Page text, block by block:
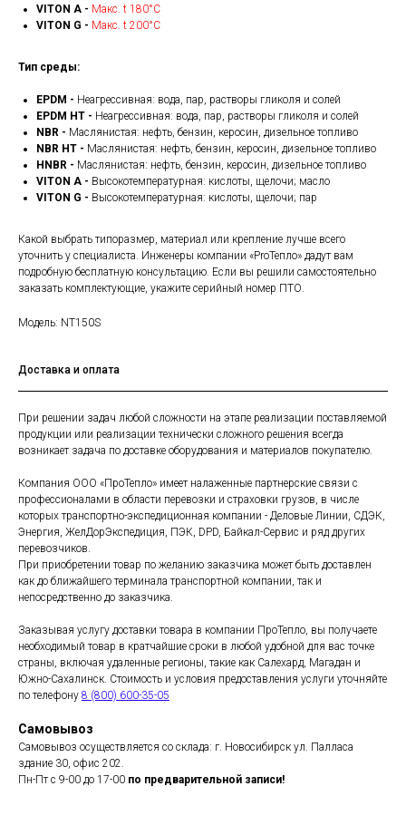
VITON A - Макс. t 180°С
VITON G - Макс. t 200°С
Тип среды:
EPDM - Неагрессивная: вода, пар, растворы гликоля и солей
EPDM HT - Неагрессивная: вода, пар, растворы гликоля и солей
NBR - Маслянистая: нефть, бензин, керосин, дизельное топливо
NBR HT - Маслянистая: нефть, бензин, керосин, дизельное топливо
HNBR - Маслянистая: нефть, бензин, керосин, дизельное топливо
VITON A - Высокотемпературная: кислоты, щелочи; масло
VITON G - Высокотемпературная: кислоты, щелочи; пар
Какой выбрать типоразмер, материал или крепление лучше всего
уточнить у специалиста. Инженеры компании «ProТепло» дадут вам
подробную бесплатную консультацию. Если вы решили самостоятельно
заказать комплектующие, укажите серийный номер ПТО.
Модель: NT150S
Доставка и оплата
При решении задач любой сложности на этапе реализации поставляемой
продукции или реализации технически сложного решения всегда
возникает задача по доставке оборудования и материалов покупателю.
Компания ООО «ПроТепло» имеет налаженные партнерские связи с
профессионалами в области перевозки и страховки грузов, в числе
которых транспортно-экспедиционная компании - Деловые Линии, СДЭК,
Энергия, ЖелДорЭкспедиция, ПЭК, DPD, Байкал-Сервис и ряд других
перевозчиков.
При приобретении товар по желанию заказчика может быть доставлен
как до ближайшего терминала транспортной компании, так и
непосредственно до заказчика.
Заказывая услугу доставки товара в компании ПроТепло, вы получаете
необходимый товар в кратчайшие сроки в любой удобной для вас точке
страны, включая удаленные регионы, такие как Салехард, Магадан и
Южно-Сахалинск. Стоимость и условия предоставления услуги уточняйте
по телефону 8 (800) 600-35-05
Самовывоз
Самовывоз осуществляется со склада: г. Новосибирск ул. Палласа
здание 30, офис 202.
Пн-Пт с 9-00 до 17-00 по предварительной записи!